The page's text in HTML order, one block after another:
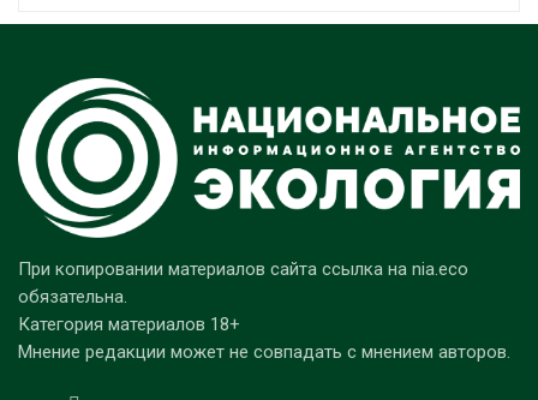
При копировании материалов сайта ссылка на nia.eco
обязательна.
Категория материалов 18+
Мнение редакции может не совпадать с мнением авторов.